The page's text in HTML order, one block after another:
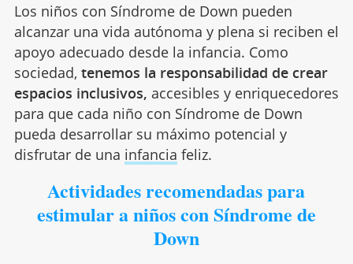
Los niños con Síndrome de Down pueden
alcanzar una vida autónoma y plena si reciben el
apoyo adecuado desde la infancia. Como
sociedad, tenemos la responsabilidad de crear
espacios inclusivos, accesibles y enriquecedores
para que cada niño con Síndrome de Down
pueda desarrollar su máximo potencial y
disfrutar de una infancia feliz.
Actividades recomendadas para
estimular a niños con Síndrome de
Down